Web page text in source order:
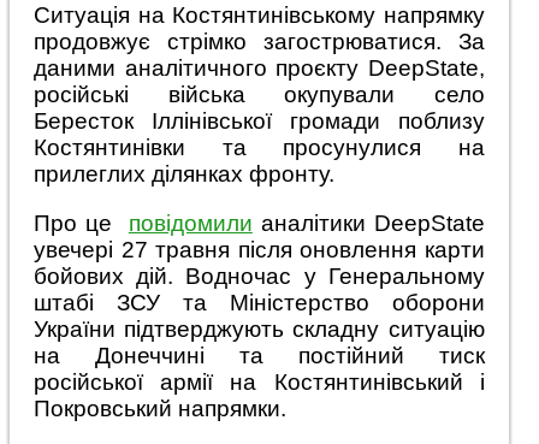
Ситуація на Костянтинівському напрямку
продовжує стрімко загострюватися. За
даними аналітичного проєкту DeepState,
російські війська окупували село
Бересток Іллінівської громади поблизу
Костянтинівки та просунулися на
прилеглих ділянках фронту.
Про це повідомили аналітики DeepState
увечері 27 травня після оновлення карти
бойових дій. Водночас у Генеральному
штабі ЗСУ та Міністерство оборони
України підтверджують складну ситуацію
на Донеччині та постійний тиск
російської армії на Костянтинівський і
Покровський напрямки.